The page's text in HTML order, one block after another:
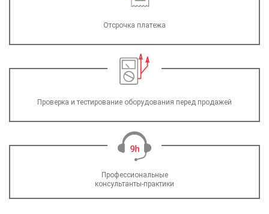
Отсрочка платежа
Проверка и тестирование оборудования перед продажей
Профессиональные
консультанты-практики